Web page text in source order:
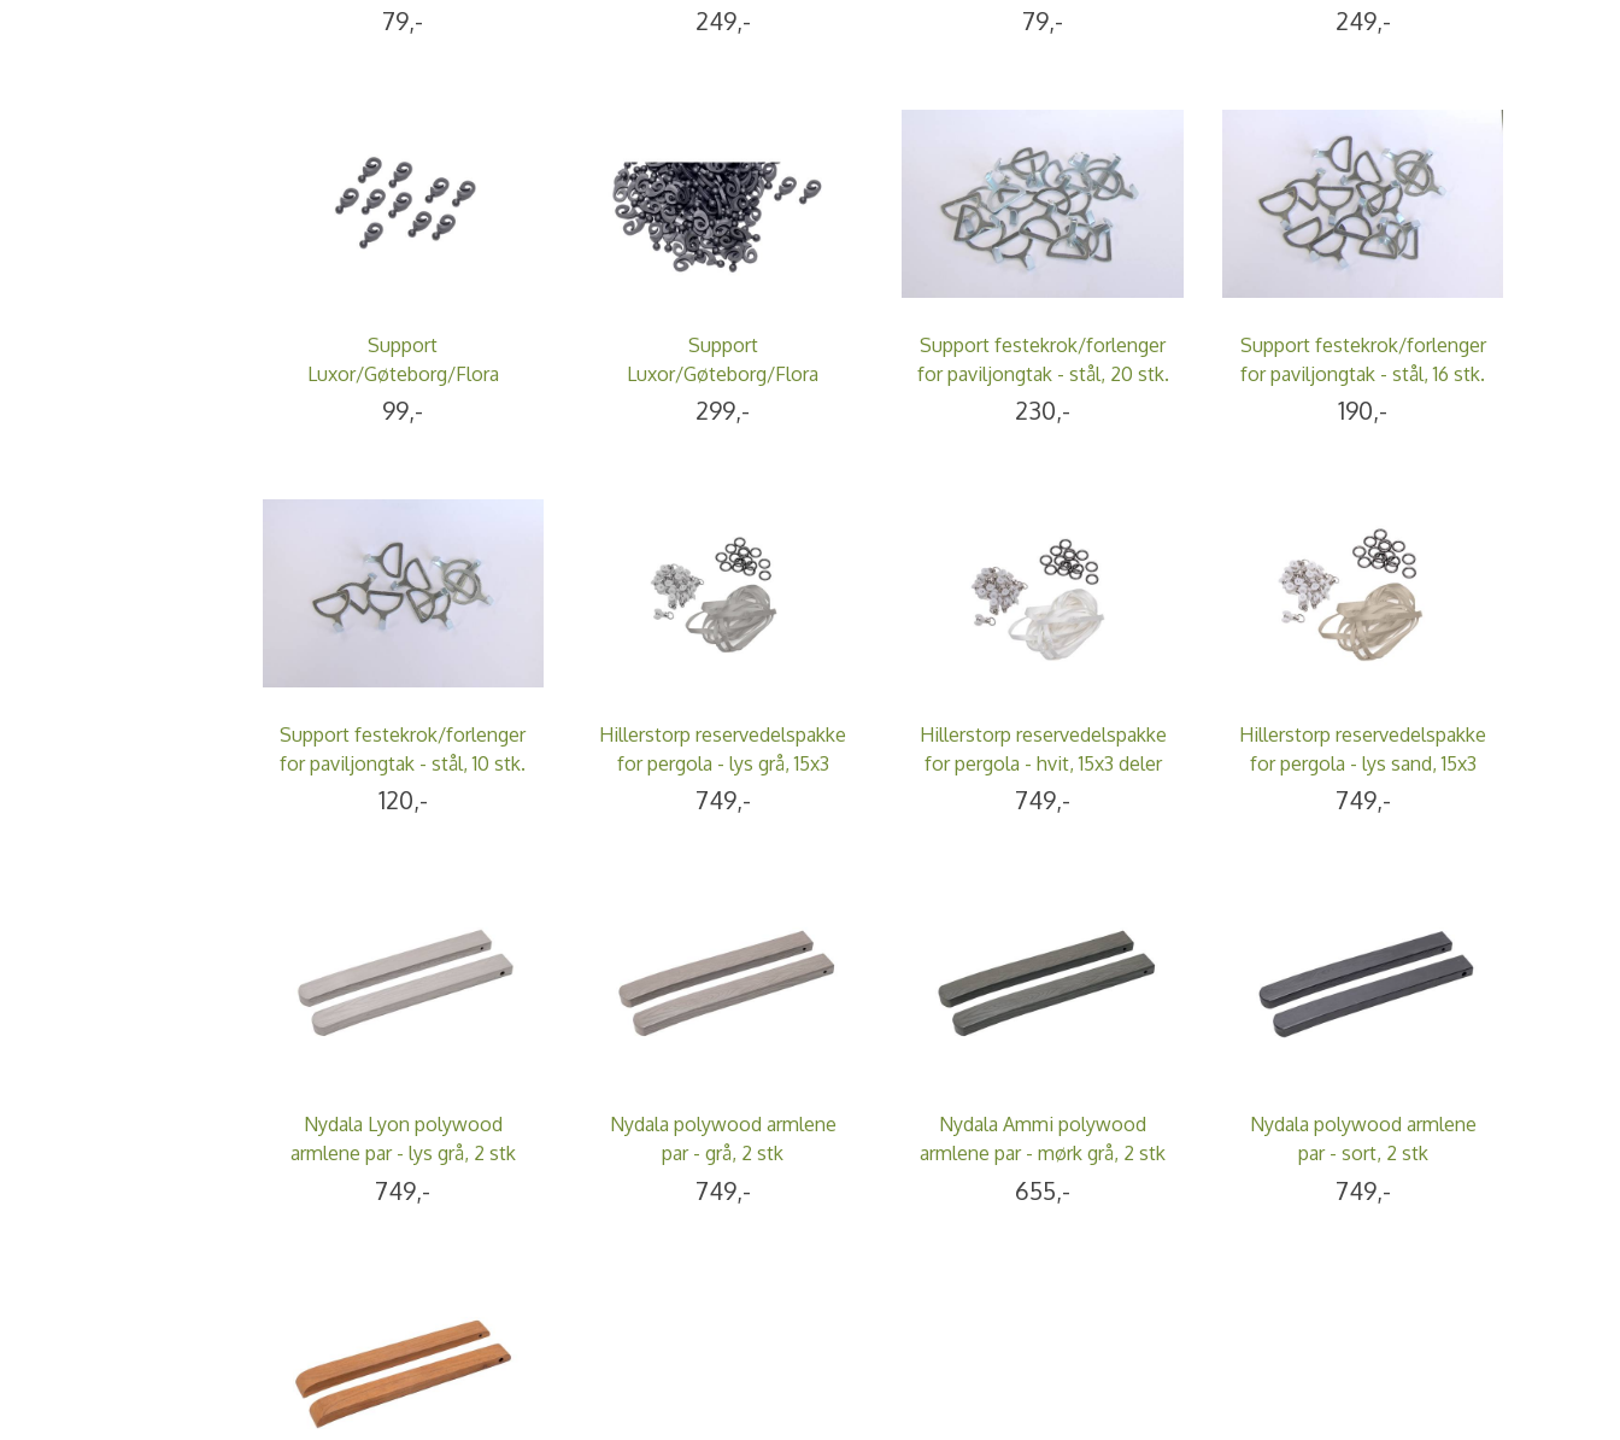
79,- 249,- 79,- 249,-
Support
Luxor/Gøteborg/Flora
plastkrok til paviljongvegg -
sort, 10 stk.
99,-
Support
Luxor/Gøteborg/Flora
plastkrok til paviljongvegg -
sort, 50 stk.
299,-
Support festekrok/forlenger
for paviljongtak - stål, 20 stk.
230,-
Support festekrok/forlenger
for paviljongtak - stål, 16 stk.
190,-
Support festekrok/forlenger
for paviljongtak - stål, 10 stk.
120,-
Hillerstorp reservedelspakke
for pergola - lys grå, 15x3
deler
749,-
Hillerstorp reservedelspakke
for pergola - hvit, 15x3 deler
749,-
Hillerstorp reservedelspakke
for pergola - lys sand, 15x3
deler
749,-
Nydala Lyon polywood
armlene par - lys grå, 2 stk
749,-
Nydala polywood armlene
par - grå, 2 stk
749,-
Nydala Ammi polywood
armlene par - mørk grå, 2 stk
655,-
Nydala polywood armlene
par - sort, 2 stk
749,-